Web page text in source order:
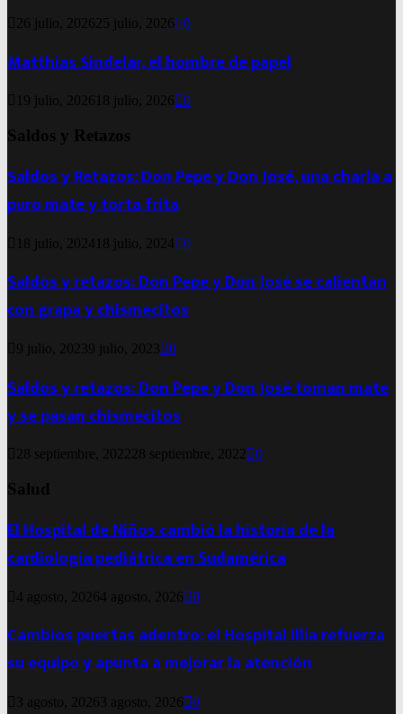
26 julio, 2026 25 julio, 2026 0
Matthias Sindelar, el hombre de papel
19 julio, 2026 18 julio, 2026 0
Saldos y Retazos
Saldos y Retazos: Don Pepe y Don José, una charla a
puro mate y torta frita
18 julio, 2024 18 julio, 2024 0
Saldos y retazos: Don Pepe y Don José se calientan
con grapa y chismecitos
9 julio, 20239 julio, 2023 0
Saldos y retazos: Don Pepe y Don José toman mate
y se pasan chismecitos
28 septiembre, 202228 septiembre, 2022 0
Salud
El Hospital de Niños cambió la historia de la
cardiología pediátrica en Sudamérica
4 agosto, 20264 agosto, 2026 0
Cambios puertas adentro: el Hospital Illia refuerza
su equipo y apunta a mejorar la atención
3 agosto, 2026 3 agosto, 2026 0